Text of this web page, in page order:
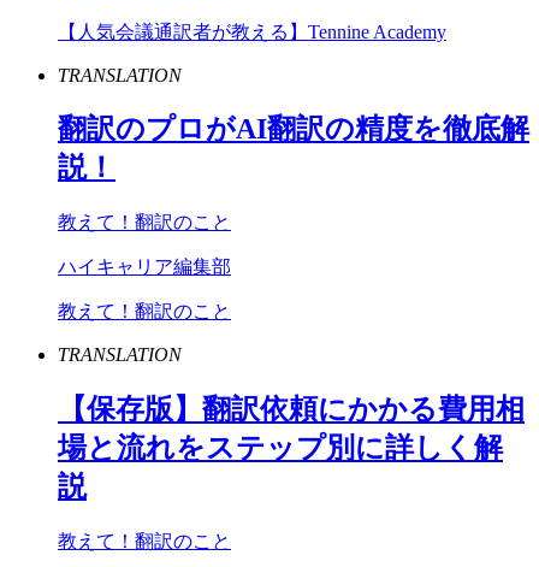
【人気会議通訳者が教える】Tennine Academy
TRANSLATION
翻訳のプロがAI翻訳の精度を徹底解
説！
教えて！翻訳のこと
ハイキャリア編集部
教えて！翻訳のこと
TRANSLATION
【保存版】翻訳依頼にかかる費用相
場と流れをステップ別に詳しく解
説
教えて！翻訳のこと